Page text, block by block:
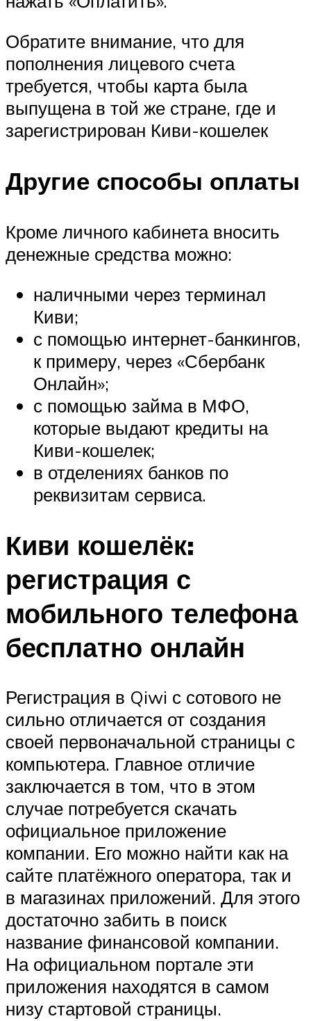
Обратите внимание, что для
пополнения лицевого счета
требуется, чтобы карта была
выпущена в той же стране, где и
зарегистрирован Киви-кошелек
Другие способы оплаты
Кроме личного кабинета вносить
денежные средства можно:
наличными через терминал
Киви;
с помощью интернет-банкингов,
к примеру, через «Сбербанк
Онлайн»;
с помощью займа в МФО,
которые выдают кредиты на
Киви-кошелек;
в отделениях банков по
реквизитам сервиса.
Киви кошелёк:
регистрация с
мобильного телефона
бесплатно онлайн
Регистрация в Qiwi с сотового не
сильно отличается от создания
своей первоначальной страницы с
компьютера. Главное отличие
заключается в том, что в этом
случае потребуется скачать
официальное приложение
компании. Его можно найти как на
сайте платёжного оператора, так и
в магазинах приложений. Для этого
достаточно забить в поиск
название финансовой компании.
На официальном портале эти
приложения находятся в самом
низу стартовой страницы.